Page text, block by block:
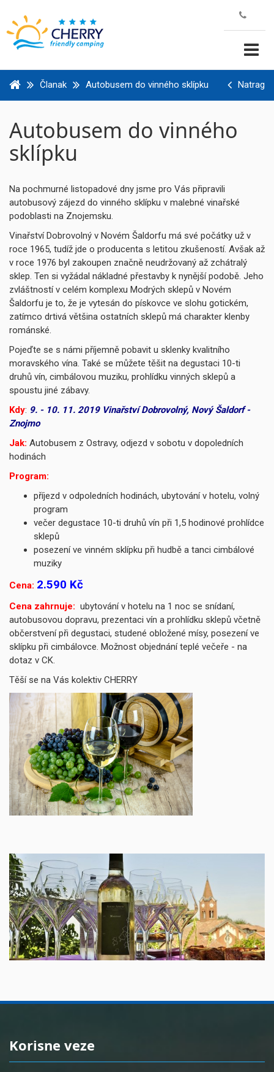
Članak Autobusem do vinného sklípku Natrag
Autobusem do vinného
sklípku
Na pochmurné listopadové dny jsme pro Vás připravili
autobusový zájezd do vinného sklípku v malebné vinařské
podoblasti na Znojemsku.
Vinařství Dobrovolný v Novém Šaldorfu má své počátky už v
roce 1965, tudíž jde o producenta s letitou zkušeností. Avšak až
v roce 1976 byl zakoupen značně neudržovaný až zchátralý
sklep. Ten si vyžádal nákladné přestavby k nynější podobě. Jeho
zvláštností v celém komplexu Modrých sklepů v Novém
Šaldorfu je to, že je vytesán do pískovce ve slohu gotickém,
zatímco drtivá většina ostatních sklepů má charakter klenby
románské.
Pojeďte se s námi příjemně pobavit u sklenky kvalitního
moravského vína. Také se můžete těšit na degustaci 10-ti
druhů vín, cimbálovou muziku, prohlídku vinných sklepů a
spoustu jiné zábavy.
Kdy: 9. - 10. 11. 2019 Vinařství Dobrovolný, Nový Šaldorf -
Znojmo
Jak: Autobusem z Ostravy, odjezd v sobotu v dopoledních
hodinách
Program:
příjezd v odpoledních hodinách, ubytování v hotelu, volný
program
večer degustace 10-ti druhů vín při 1,5 hodinové prohlídce
sklepů
posezení ve vinném sklípku při hudbě a tanci cimbálové
muziky
Cena: 2.590 Kč
Cena zahrnuje: ubytování v hotelu na 1 noc se snídaní,
autobusovou dopravu, prezentaci vín a prohlídku sklepů včetně
občerstvení při degustaci, studené obložené mísy, posezení ve
sklípku při cimbálovce. Možnost objednání teplé večeře - na
dotaz v CK.
Těší se na Vás kolektiv CHERRY
Korisne veze